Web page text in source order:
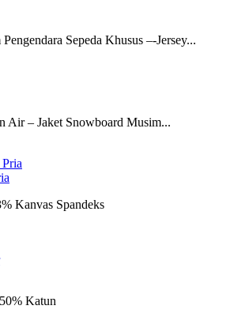
Sepeda Khusus –-Jersey...
Air – Jaket Snowboard Musim...
Kanvas Spandeks
Katun